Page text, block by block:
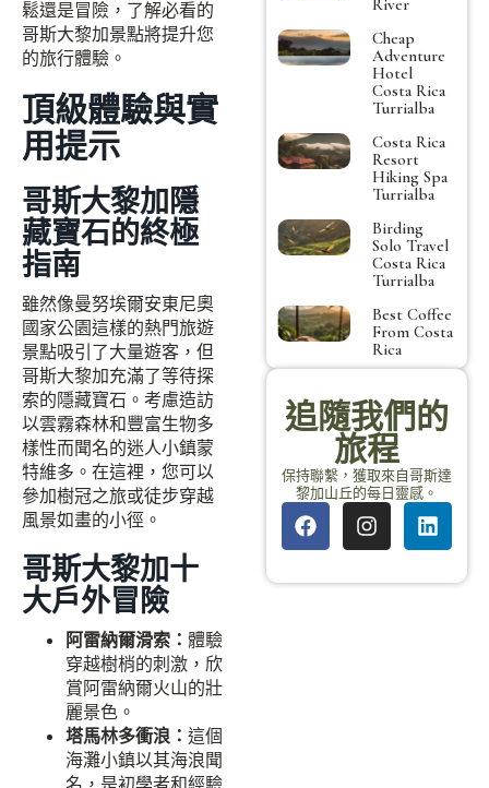
鬆還是冒險，了解必看的
哥斯大黎加景點將提升您
的旅行體驗。
頂級體驗與實
用提示
哥斯大黎加隱
藏寶石的終極
指南
雖然像曼努埃爾安東尼奧
國家公園這樣的熱門旅遊
景點吸引了大量遊客，但
哥斯大黎加充滿了等待探
索的隱藏寶石。考慮造訪
以雲霧森林和豐富生物多
樣性而聞名的迷人小鎮蒙
特維多。在這裡，您可以
參加樹冠之旅或徒步穿越
風景如畫的小徑。
哥斯大黎加十
大戶外冒險
阿雷納爾滑索： 體驗
穿越樹梢的刺激，欣
賞阿雷納爾火山的壯
麗景色。
塔馬林多衝浪： 這個
海灘小鎮以其海浪聞
名，是初學者和經驗
River
Cheap
Adventure
Hotel
Costa Rica
Turrialba
Costa Rica
Resort
Hiking Spa
Turrialba
Birding
Solo Travel
Costa Rica
Turrialba
Best Coffee
From Costa
Rica
追隨我們的
旅程
保持聯繫，獲取來自哥斯達
黎加山丘的每日靈感。